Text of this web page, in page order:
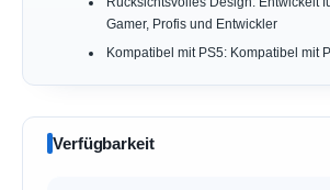
Gamer, Profis und Entwickler
Kompatibel mit PS5: Kompatibel mit
Verfügbarkeit